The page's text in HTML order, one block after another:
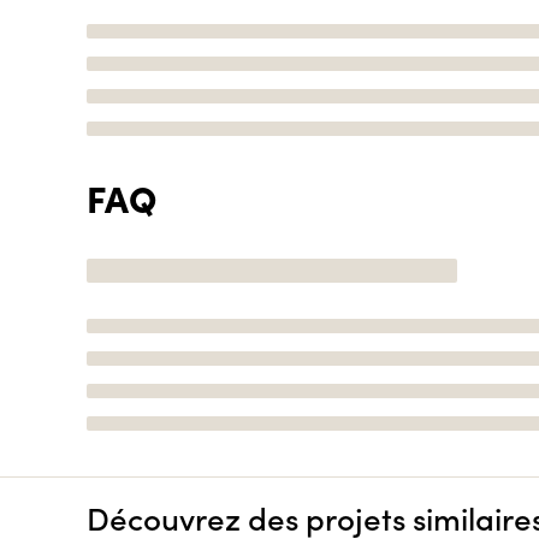
FAQ
Découvrez des projets